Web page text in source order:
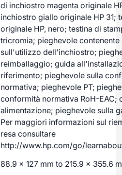
di inchiostro magenta originale
inchiostro giallo originale HP 31;
originale HP, nero; testina di
tricromia; pieghevole contenente
sull'utilizzo dell'inchiostro;
reimballaggio; guida
riferimento; pieghevole sulla
normativa; pieghevole PT;
conformità normativa RoH-EAC;
alimentazione; pieghevole sulla
Per maggiori informazioni sul
resa consultare
http://www.hp.com/go/
88.9 x 127 mm to 215.9 x 355.6